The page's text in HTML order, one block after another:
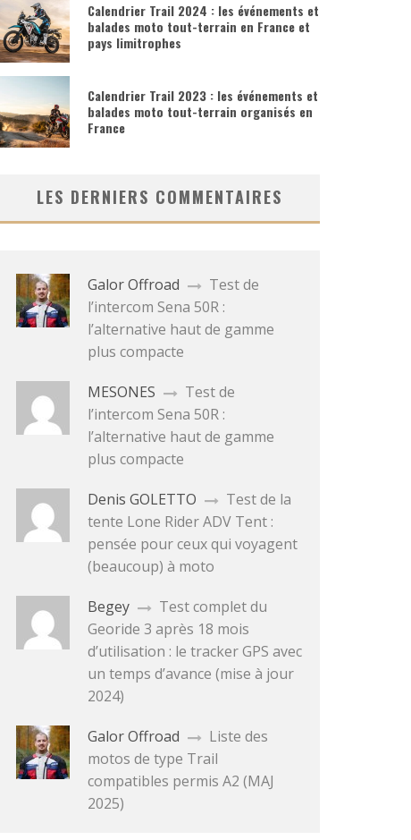
Calendrier Trail 2024 : les événements et
balades moto tout-terrain en France et
pays limitrophes
Calendrier Trail 2023 : les événements et
balades moto tout-terrain organisés en
France
LES DERNIERS COMMENTAIRES
Galor Offroad
Test de
l’intercom Sena 50R :
l’alternative haut de gamme
plus compacte
MESONES
Test de
l’intercom Sena 50R :
l’alternative haut de gamme
plus compacte
Denis GOLETTO
Test de la
tente Lone Rider ADV Tent :
pensée pour ceux qui voyagent
(beaucoup) à moto
Begey
Test complet du
Georide 3 après 18 mois
d’utilisation : le tracker GPS avec
un temps d’avance (mise à jour
2024)
Galor Offroad
Liste des
motos de type Trail
compatibles permis A2 (MAJ
2025)